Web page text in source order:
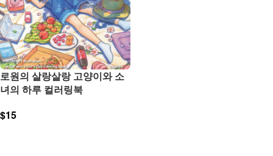
로원의 살랑살랑 고양이와 소
녀의 하루 컬러링북
$15